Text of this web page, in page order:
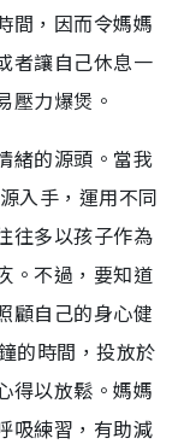
間，因而令媽媽
者讓自己休息一
壓力爆煲。
緒的源頭。當我
入手，運用不同
往多以孩子作為
。不過，要知道
顧自己的身心健
的時間，投放於
得以放鬆。媽媽
吸練習，有助減